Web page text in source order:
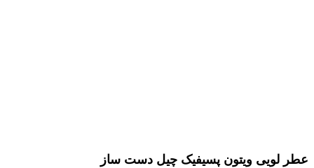
عطر لویی ویتون پسیفیک چیل دست ساز